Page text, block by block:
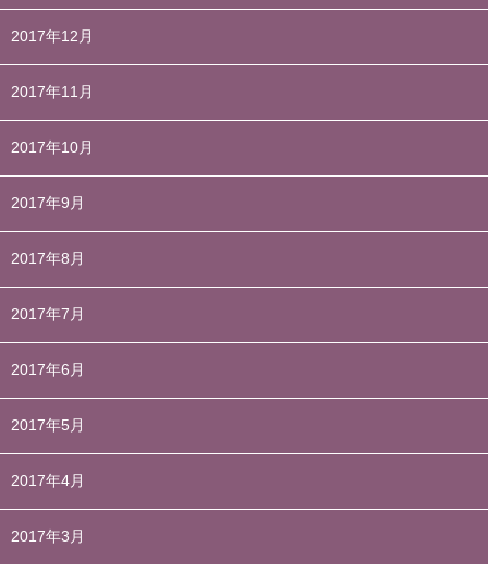
2017年12月
2017年11月
2017年10月
2017年9月
2017年8月
2017年7月
2017年6月
2017年5月
2017年4月
2017年3月